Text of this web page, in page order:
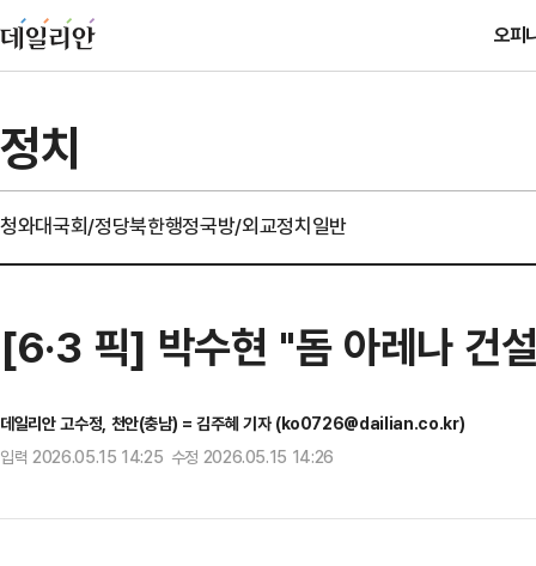
오피
정치
청와대국회/정당북한행정국방/외교정치일반
[6·3 픽] 박수현 "돔 아레나 건
데일리안 고수정, 천안(충남) = 김주혜 기자 (ko0726@dailian.co.kr)
입력 2026.05.15 14:25 수정 2026.05.15 14:26